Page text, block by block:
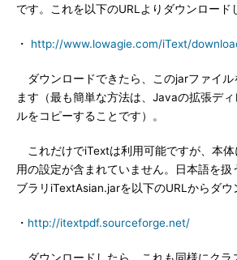
です。これを以下のURLよりダウンロード
・ http://www.lowagie.com/iText/
ダウンロードできたら、このjarファイル
ます（最も簡単な方法は、Javaの拡張デ
ルをコピーすることです）。
これだけでiTextは利用可能ですが、本体
用の設定が含まれていません。日本語を扱
ブラリiTextAsian.jarを以下のURLからダウ
・ http://itextpdf.sourceforge.net/